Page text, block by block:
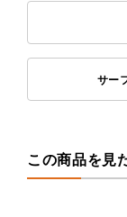
サー
この商品を見